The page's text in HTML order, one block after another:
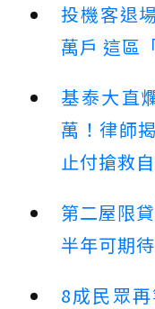
投機客退
萬戶 這區
基泰大直
萬！律師
止付搶救
第二屋限
半年可期待
8成民眾